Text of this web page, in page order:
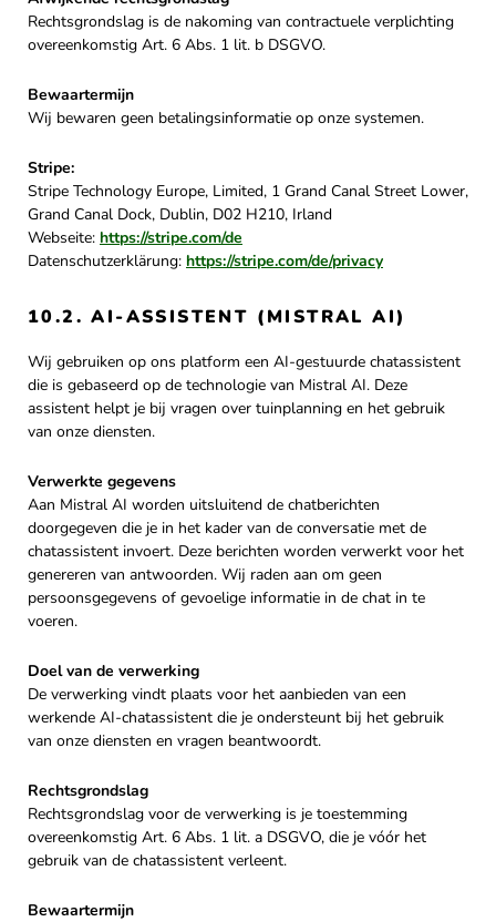
Rechtsgrondslag is de nakoming van contractuele verplichting
overeenkomstig Art. 6 Abs. 1 lit. b DSGVO.
Bewaartermijn
Wij bewaren geen betalingsinformatie op onze systemen.
Stripe:
Stripe Technology Europe, Limited, 1 Grand Canal Street Lower,
Grand Canal Dock, Dublin, D02 H210, Irland
Webseite: https://stripe.com/de
Datenschutzerklärung: https://stripe.com/de/privacy
10.2. AI-ASSISTENT (MISTRAL AI)
Wij gebruiken op ons platform een AI-gestuurde chatassistent
die is gebaseerd op de technologie van Mistral AI. Deze
assistent helpt je bij vragen over tuinplanning en het gebruik
van onze diensten.
Verwerkte gegevens
Aan Mistral AI worden uitsluitend de chatberichten
doorgegeven die je in het kader van de conversatie met de
chatassistent invoert. Deze berichten worden verwerkt voor het
genereren van antwoorden. Wij raden aan om geen
persoonsgegevens of gevoelige informatie in de chat in te
voeren.
Doel van de verwerking
De verwerking vindt plaats voor het aanbieden van een
werkende AI-chatassistent die je ondersteunt bij het gebruik
van onze diensten en vragen beantwoordt.
Rechtsgrondslag
Rechtsgrondslag voor de verwerking is je toestemming
overeenkomstig Art. 6 Abs. 1 lit. a DSGVO, die je vóór het
gebruik van de chatassistent verleent.
Bewaartermijn